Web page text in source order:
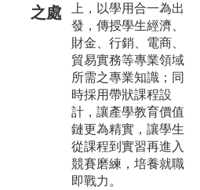
之處
上，以學用合一為出
發，傳授學生經濟、
財金、行銷、電商、
貿易實務等專業領域
所需之專業知識；同
時採用帶狀課程設
計，讓產學教育價值
鏈更為精實，讓學生
從課程到實習再進入
競賽磨練，培養就職
即戰力。